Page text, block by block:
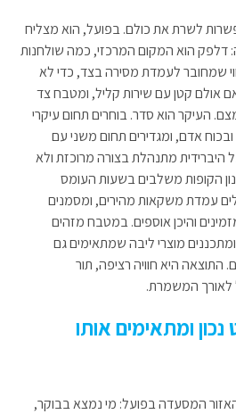
לשרת את כולם. בפועל, הוא מצליח
דלפק הוא המקום המרכזי, כמה שולחנות
שמחובר לעמדת מסירה בצד, כדי לא
אולם קטן עם שירות קליל, ומטבח צד
העיקר הוא סדר. בוחרים תחום עיקרי
אדם, ומגדירים תחום משני עם
היברידית מתנהלת בצורה מרוכזת ולא
הקופות משלבים בשעות העומס
עמדת משקאות מהירים, ומסמנים
והיכן אוספים. במטבח מזהים
מוצרי ליבה שמתאימים גם
התוצאה היא חוויה רציפה, תור
לאורך המשמרת.
ומתאימים אותו
המסעדה בפועל: מי נמצא בבוקר,